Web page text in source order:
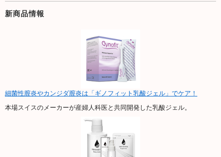
新商品情報
細菌性膣炎やカンジダ膣炎は「ギノフィット乳酸ジェル」でケア！
本場スイスのメーカーが産婦人科医と共同開発した乳酸ジェル。